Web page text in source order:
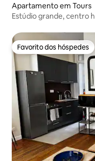
Apartamento em Tours
Estúdio grande, centro
Favorito dos hóspedes
Favorito dos hóspedes